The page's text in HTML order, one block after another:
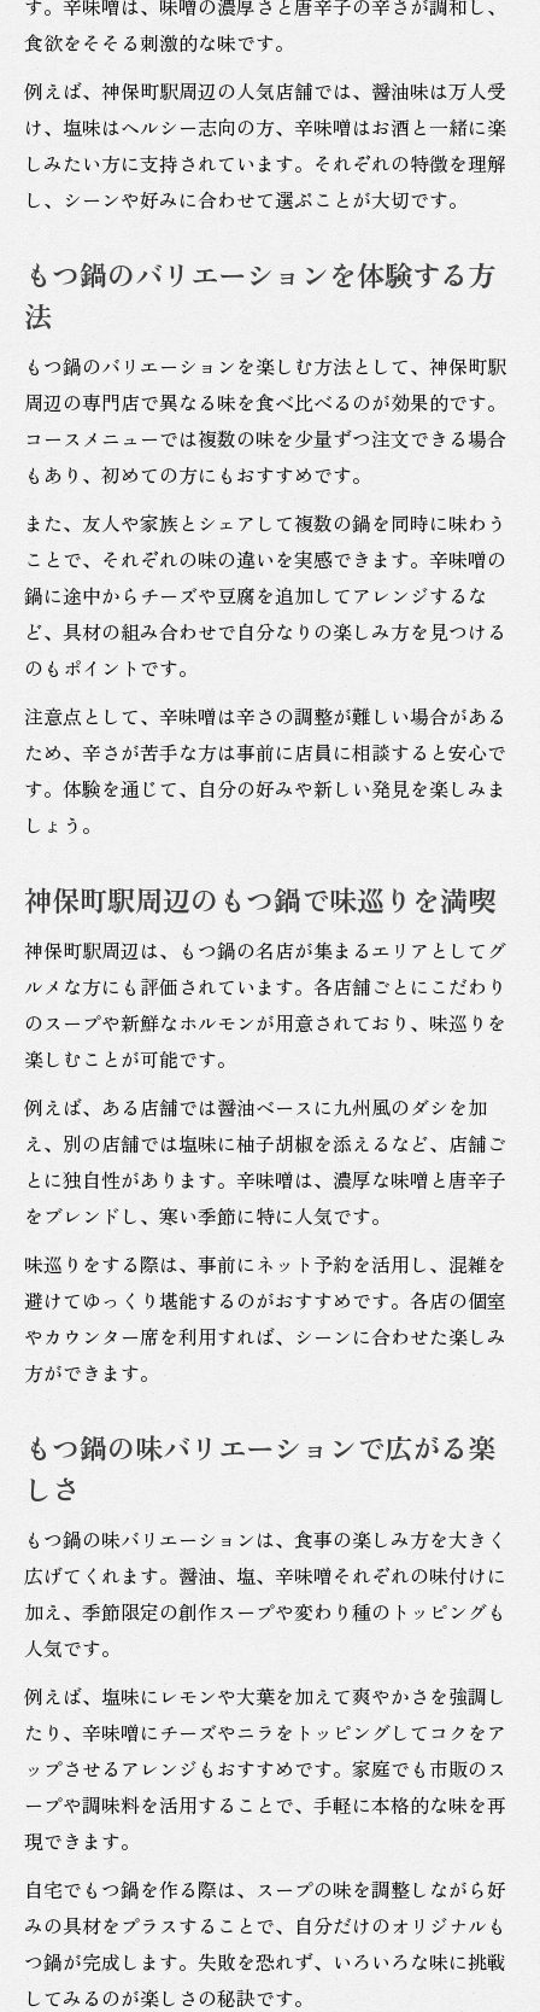
す。辛味噌は、味噌の濃厚さと唐辛子の辛さが調和し、
食欲をそそる刺激的な味です。
例えば、神保町駅周辺の人気店舗では、醤油味は万人受
け、塩味はヘルシー志向の方、辛味噌はお酒と一緒に楽
しみたい方に支持されています。それぞれの特徴を理解
し、シーンや好みに合わせて選ぶことが大切です。
もつ鍋のバリエーションを体験する方
法
もつ鍋のバリエーションを楽しむ方法として、神保町駅
周辺の専門店で異なる味を食べ比べるのが効果的です。
コースメニューでは複数の味を少量ずつ注文できる場合
もあり、初めての方にもおすすめです。
また、友人や家族とシェアして複数の鍋を同時に味わう
ことで、それぞれの味の違いを実感できます。辛味噌の
鍋に途中からチーズや豆腐を追加してアレンジするな
ど、具材の組み合わせで自分なりの楽しみ方を見つける
のもポイントです。
注意点として、辛味噌は辛さの調整が難しい場合がある
ため、辛さが苦手な方は事前に店員に相談すると安心で
す。体験を通じて、自分の好みや新しい発見を楽しみま
しょう。
神保町駅周辺のもつ鍋で味巡りを満喫
神保町駅周辺は、もつ鍋の名店が集まるエリアとしてグ
ルメな方にも評価されています。各店舗ごとにこだわり
のスープや新鮮なホルモンが用意されており、味巡りを
楽しむことが可能です。
例えば、ある店舗では醤油ベースに九州風のダシを加
え、別の店舗では塩味に柚子胡椒を添えるなど、店舗ご
とに独自性があります。辛味噌は、濃厚な味噌と唐辛子
をブレンドし、寒い季節に特に人気です。
味巡りをする際は、事前にネット予約を活用し、混雑を
避けてゆっくり堪能するのがおすすめです。各店の個室
やカウンター席を利用すれば、シーンに合わせた楽しみ
方ができます。
もつ鍋の味バリエーションで広がる楽
しさ
もつ鍋の味バリエーションは、食事の楽しみ方を大きく
広げてくれます。醤油、塩、辛味噌それぞれの味付けに
加え、季節限定の創作スープや変わり種のトッピングも
人気です。
例えば、塩味にレモンや大葉を加えて爽やかさを強調し
たり、辛味噌にチーズやニラをトッピングしてコクをア
ップさせるアレンジもおすすめです。家庭でも市販のス
ープや調味料を活用することで、手軽に本格的な味を再
現できます。
自宅でもつ鍋を作る際は、スープの味を調整しながら好
みの具材をプラスすることで、自分だけのオリジナルも
つ鍋が完成します。失敗を恐れず、いろいろな味に挑戦
してみるのが楽しさの秘訣です。